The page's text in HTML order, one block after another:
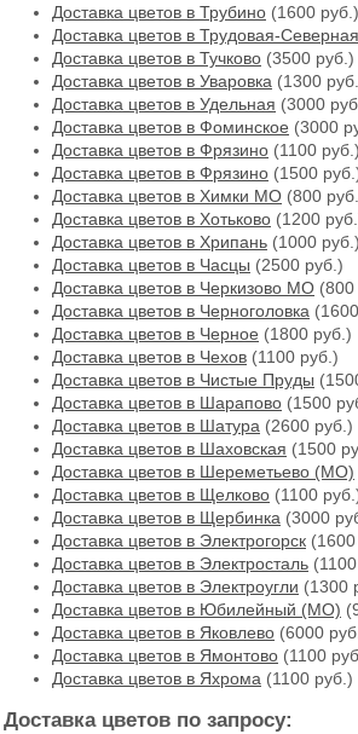
Доставка цветов в Трубино (1600 руб.)
Доставка цветов в Трудовая-Северная
Доставка цветов в Тучково (3500 руб.)
Доставка цветов в Уваровка (1300
Доставка цветов в Удельная (3000
Доставка цветов в Фоминское (3000
Доставка цветов в Фрязино (1100 руб.)
Доставка цветов в Фрязино (1500
Доставка цветов в Химки МО (800
Доставка цветов в Хотьково (1200
Доставка цветов в Хрипань (1000 руб.)
Доставка цветов в Часцы (2500 руб.)
Доставка цветов в Черкизово МО (800
Доставка цветов в Черноголовка
Доставка цветов в Черное (1800 руб.)
Доставка цветов в Чехов (1100 руб.)
Доставка цветов в Чистые Пруды
Доставка цветов в Шарапово (1500
Доставка цветов в Шатура (2600 руб.)
Доставка цветов в Шаховская (1500
Доставка цветов в Шереметьево (МО)
Доставка цветов в Щелково (1100
Доставка цветов в Щербинка (3000
Доставка цветов в Электрогорск
Доставка цветов в Электросталь
Доставка цветов в Электроугли (1300
Доставка цветов в Юбилейный (МО)
Доставка цветов в Яковлево (6000
Доставка цветов в Ямонтово (1100
Доставка цветов в Яхрома (1100 руб.)
Доставка цветов по запросу: